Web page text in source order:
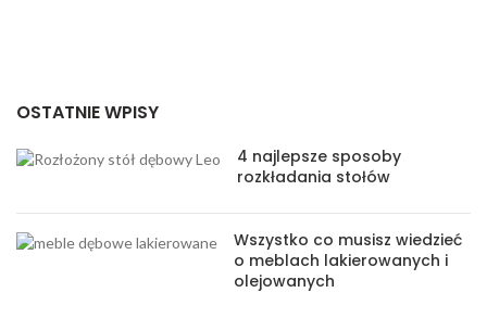
OSTATNIE WPISY
4 najlepsze sposoby
rozkładania stołów
Wszystko co musisz wiedzieć
o meblach lakierowanych i
olejowanych